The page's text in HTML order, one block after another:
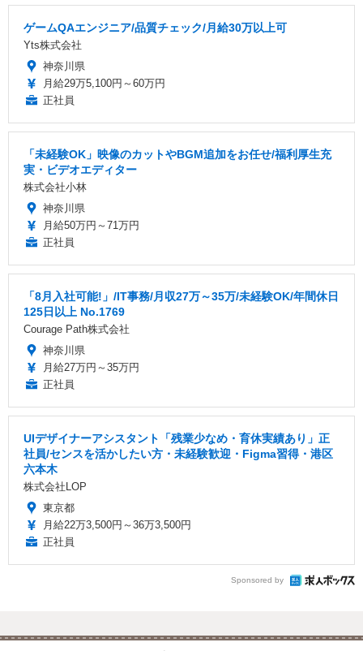
ゲームQAエンジニア/品質チェック/月給30万以上可
Yts株式会社
神奈川県
月給29万5,100円～60万円
正社員
「未経験OK」映像のカットやBGM追加をお任せ/福利厚生充
実・ビデオエディター
株式会社小林
神奈川県
月給50万円～71万円
正社員
「8月入社可能!」/IT事務/月収27万～35万/未経験OK/年間休日
125日以上 No.1769
Courage Path株式会社
神奈川県
月給27万円～35万円
正社員
UIデザイナーアシスタント「残業少なめ・育休実績あり」正
社員/センスを活かしたい方・未経験歓迎・Figma習得・港区
六本木
株式会社LOP
東京都
月給22万3,500円～36万3,500円
正社員
Sponsored by